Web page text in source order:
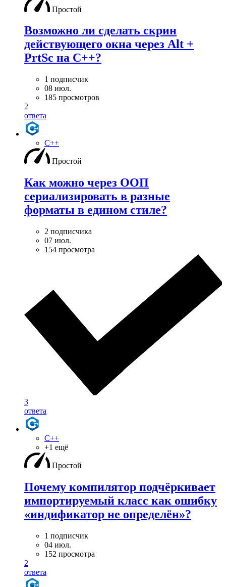
Простой
Возможно ли сделать скрин
действующего окна через Alt +
PrtSc на С++?
1 подписчик
08 июл.
185 просмотров
2
ответа
C++
Простой
Как можно через ООП
сериализировать в разные
форматы в едином стиле?
2 подписчика
07 июл.
154 просмотра
3
ответа
C++
+1 ещё
Простой
Почему компилятор подчёркивает
импортируемый класс как ошибку
«индификатор не определён»?
1 подписчик
04 июл.
152 просмотра
2
ответа